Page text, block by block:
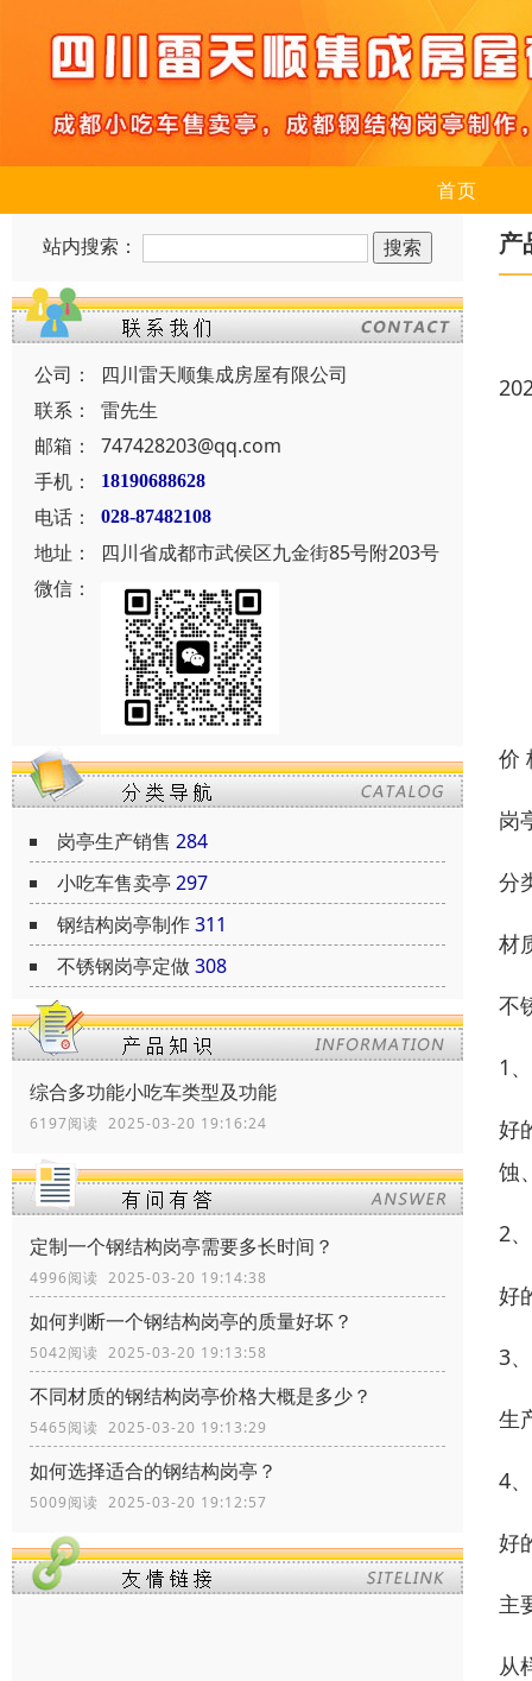
首页
站内搜索：
公司：
四川雷天顺集成房屋有限公司
联系：
雷先生
邮箱：
747428203@qq.com
手机：
18190688628
电话： 028-87482108
地址：
四川省成都市武侯区九金街85号附203号
微信：
岗亭生产销售 284
小吃车售卖亭 297
钢结构岗亭制作311
不锈钢岗亭定做308
综合多功能小吃车类型及功能
6197阅读 2025-03-20 19:16:24
定制一个钢结构岗亭需要多长时间？
4996阅读 2025-03-20 19:14:38
如何判断一个钢结构岗亭的质量好坏？
5042阅读 2025-03-20 19:13:58
不同材质的钢结构岗亭价格大概是多少？
5465阅读 2025-03-20 19:13:29
如何选择适合的钢结构岗亭？
5009阅读 2025-03-20 19:12:57
产
价
岗
分
材
不
1
好
蚀
2
好
3
生
4
好
主
从